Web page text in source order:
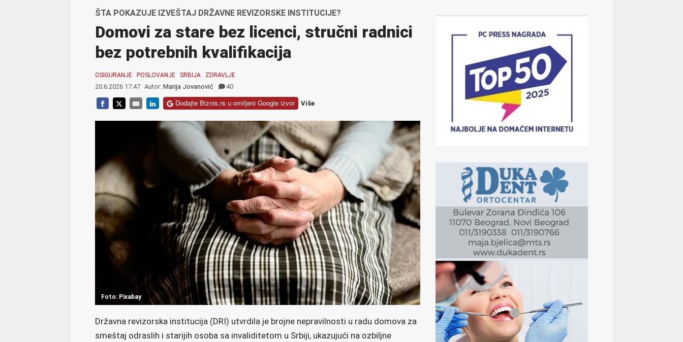
ŠTA POKAZUJE IZVEŠTAJ DRŽAVNE REVIZORSKE INSTITUCIJE?
Domovi za stare bez licenci, stručni radnici
bez potrebnih kvalifikacija
OSIGURANJE POSLOVANJE SRBIJA ZDRAVLJE
20.6.2026 17:47 Autor: Marija Jovanović 40
Dodajte Biznis.rs u omiljeni Google izvor Više
Foto: Pixabay
Državna revizorska institucija (DRI) utvrdila je brojne nepravilnosti u radu domova za
smeštaj odraslih i starijih osoba sa invaliditetom u Srbiji, ukazujući na ozbiljne